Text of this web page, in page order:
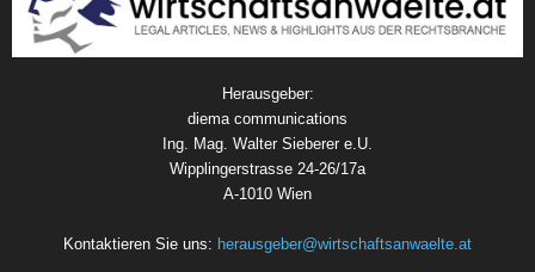
Herausgeber:
diema communications
Ing. Mag. Walter Sieberer e.U.
Wipplingerstrasse 24-26/17a
A-1010 Wien
Kontaktieren Sie uns: herausgeber@wirtschaftsanwaelte.at